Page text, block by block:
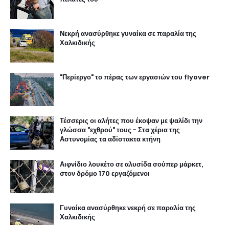
Νεκρή ανασύρθηκε γυναίκα σε παραλία της
Χαλκιδικής
"Περίεργο" το πέρας των εργασιών του flyover
Τέσσερις οι αλήτες που έκοψαν με ψαλίδι την
γλώσσα "εχθρού" τους - Στα χέρια της
Αστυνομίας τα αδίστακτα κτήνη
Αιφνίδιο λουκέτο σε αλυσίδα σούπερ μάρκετ,
στον δρόμο 170 εργαζόμενοι
Γυναίκα ανασύρθηκε νεκρή σε παραλία της
Χαλκιδικής